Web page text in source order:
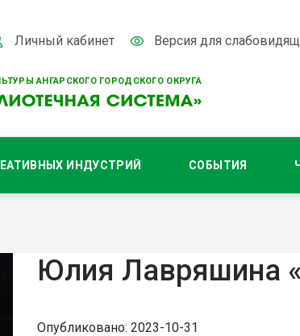
АНГАРСКОГО ГОРОДСКОГО ОКРУГА
Личный кабинет Версия для
ИНДУСТРИЙ СОБЫТИЯ
Юлия Лавряшина
Опубликовано: 2023-10-31